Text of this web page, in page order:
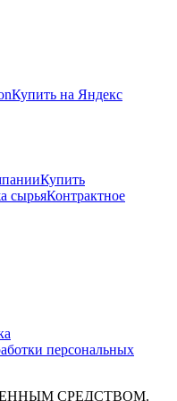
Купить на Яндекс
Купить
сырьяКонтрактное
персональных
СРЕДСТВОМ.